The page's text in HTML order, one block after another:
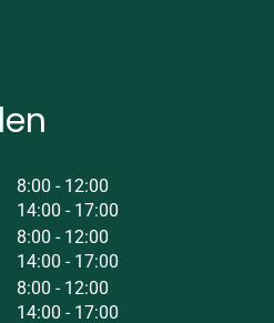
8:00 tot
- 12:00
14:00 tot
- 17:00
8:00 tot
- 12:00
14:00 tot
- 17:00
8:00 tot
- 12:00
14:00 tot
- 17:00